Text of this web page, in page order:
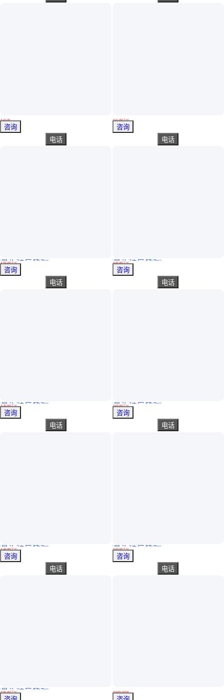
￥ 32.00
浙江温州
咨询
电话
水溶性聚氨酯树脂皮革涂料用高硬度环氧耐高温有机硅复合树脂乳液
真实性已核验
￥45.00/千克
广东佛山
咨询
电话
软包装里印复合水性乳液 凹版印刷水墨树脂 OPP PET薄膜复合
真实性已核验
￥30.00/千克
广东广州
咨询
电话
吉田氯化聚丙烯高粘树脂复合油墨PP附着促进剂热转印背胶附着树脂
真实性已核验
￥ 38.00/千克
广东深圳
咨询
电话
生物机可降解、纸张、薄膜用聚碳酸酯树脂XH-PU903-45 PC高光树脂
真实性已核验
￥85.00/千克
山东济宁
￥37 .00/千克
浙江温州
咨询
电话
PVC热复合油墨聚氨酯树脂 水性油墨PU树脂里印油墨树脂复合牢度好
真实性已核验
￥30.00/千克
广东广州
咨询
电话
水性聚氨酯树脂 PVC pet 复合油墨用 PU树脂 附着力 流平好
真实性已核验
￥29.00/千克
广东广州
咨询
电话
PVC热压复合油墨PU树脂 水性热复合油墨PU树脂聚氨酯水墨树脂
真实性已核验
￥29 .00/千克
广东广州
咨询
电话
￥5200 .00/吨
河南鹤壁